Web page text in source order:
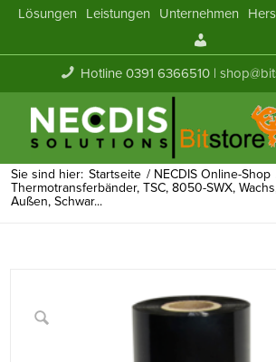
Lösungen Leistungen Unternehmen
Konto
Hotline 0391 6366510 |
Sie sind hier: Startseite / NECDIS Online-Shop
Thermotransferbänder, TSC, 8050-SWX,
Außen, Schwar...